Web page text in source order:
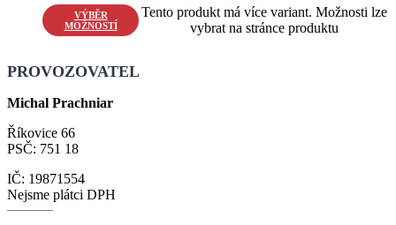
VÝBĚR
MOŽNOSTÍ
Tento produkt má více variant. Možnosti lze
vybrat na stránce produktu
PROVOZOVATEL
Michal Prachniar
Říkovice 66
PSČ: 751 18
IČ: 19871554
Nejsme plátci DPH